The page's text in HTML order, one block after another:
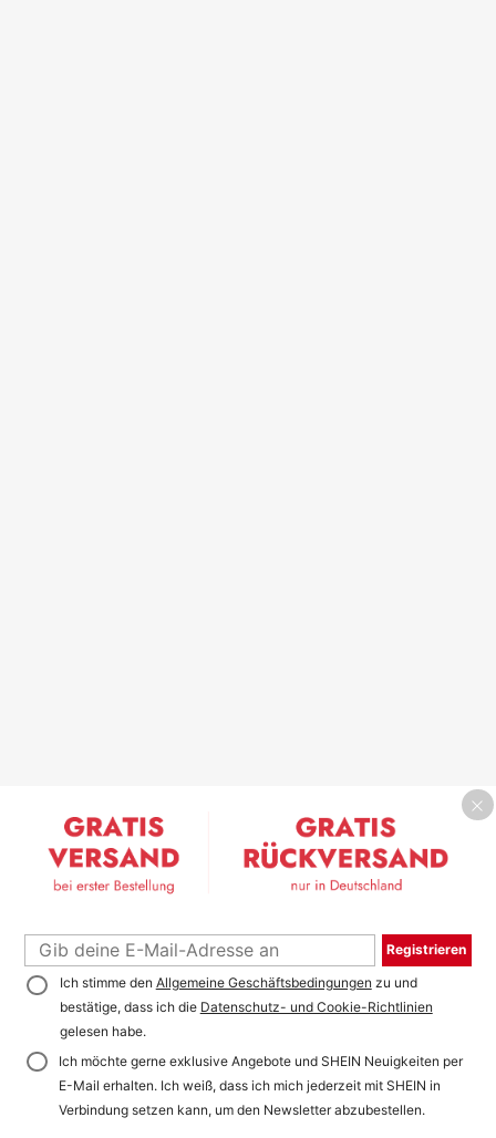
Registrieren
Ich stimme den Allgemeine Geschäftsbedingungen zu und
bestätige, dass ich die Datenschutz- und Cookie-Richtlinien
gelesen habe.
Ich möchte gerne exklusive Angebote und SHEIN Neuigkeiten per
E-Mail erhalten. Ich weiß, dass ich mich jederzeit mit SHEIN in
Verbindung setzen kann, um den Newsletter abzubestellen.